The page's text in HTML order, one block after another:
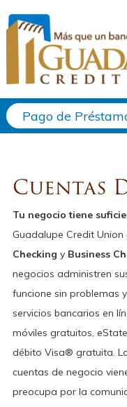
Pago de
Cuentas
Tu negocio tiene
Guadalupe Credit Union
Checking yBusiness
negocios administren
funcione sin problemas
servicios bancarios en
móviles gratuitos,
débito Visa® gratuita.
cuentas de negocio
preocupa por la